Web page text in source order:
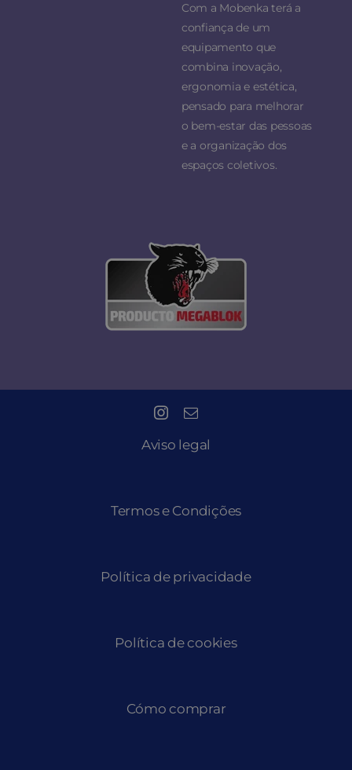
Com a Mobenka terá a
confiança de um
equipamento que
combina inovação,
ergonomia e estética,
pensado para melhorar
o bem-estar das pessoas
e a organização dos
espaços coletivos.
Aviso legal
Termos e Condições
Política de privacidade
Política de cookies
Cómo comprar